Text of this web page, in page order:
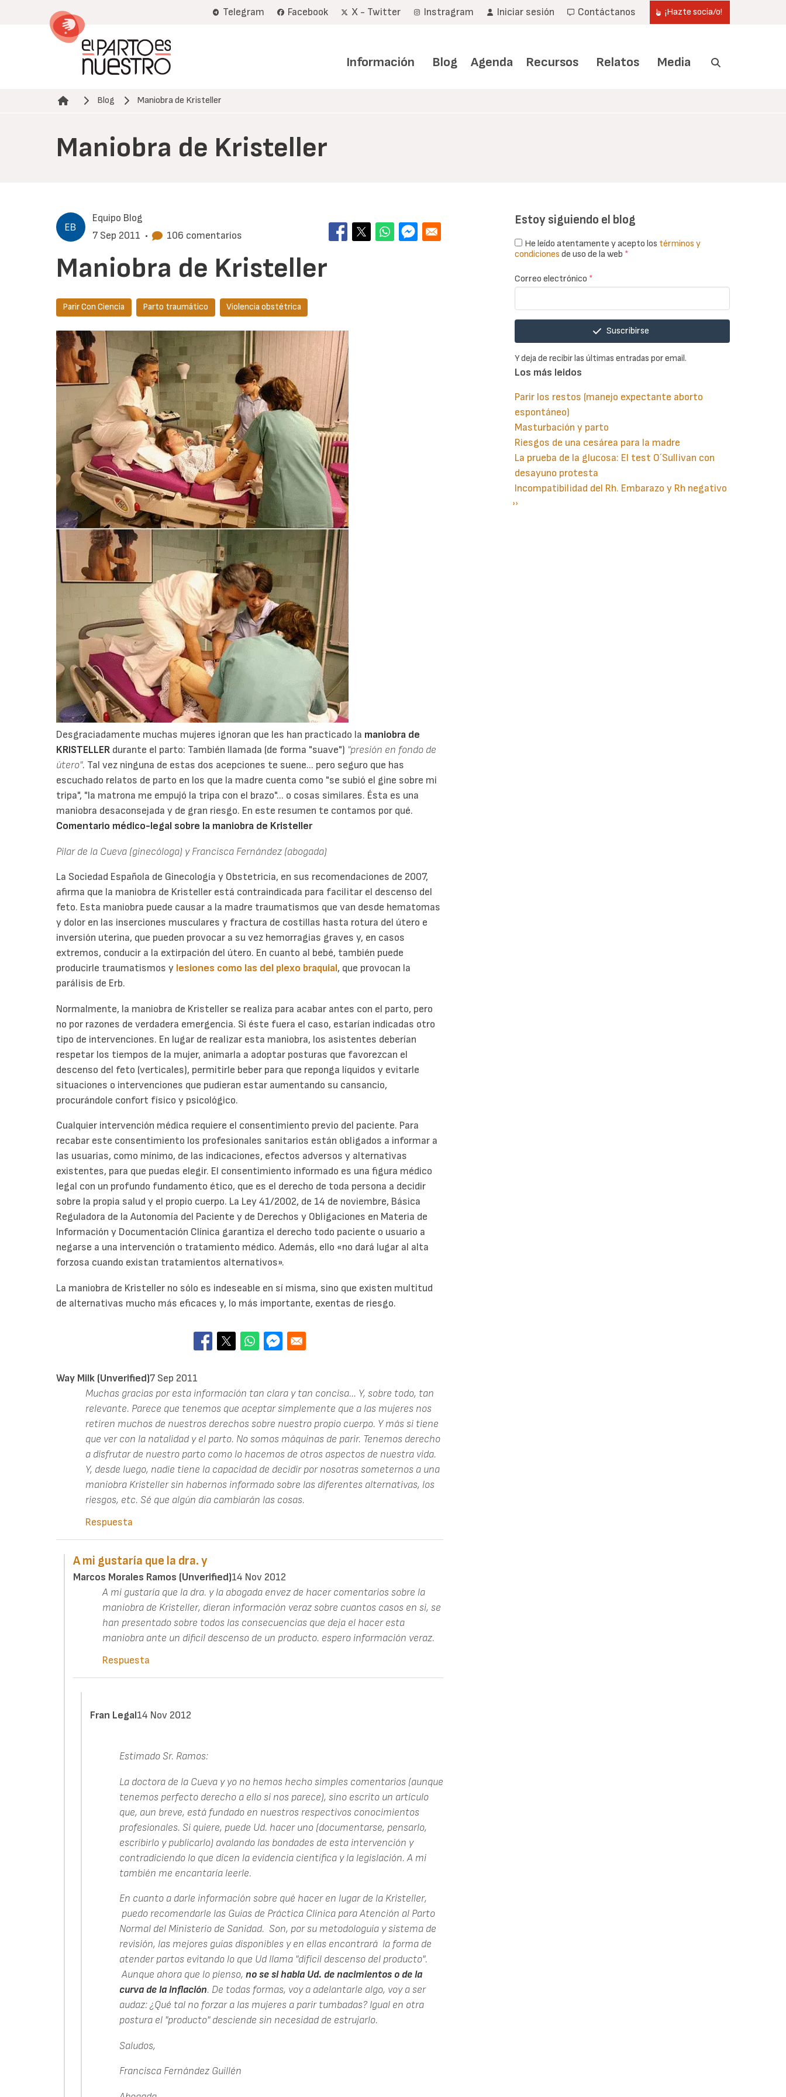
Telegram Facebook X - Twitter Instragram Iniciar sesión Contáctanos ¡Hazte socia/o!
Información Blog Agenda Recursos Relatos Media
Ruta de navegación
Blog Maniobra de Kristeller
Maniobra de Kristeller
Equipo Blog
7 Sep 2011 • 106 comentarios
Maniobra de Kristeller
Parir Con Ciencia Parto traumático Violencia obstétrica
Desgraciadamente muchas mujeres ignoran que les han practicado la maniobra de
KRISTELLER durante el parto: También llamada (de forma "suave") "presión en fondo de
útero". Tal vez ninguna de estas dos acepciones te suene... pero seguro que has
escuchado relatos de parto en los que la madre cuenta como "se subió el gine sobre mi
tripa", "la matrona me empujó la tripa con el brazo"... o cosas similares. Ésta es una
maniobra desaconsejada y de gran riesgo. En este resumen te contamos por qué.
Comentario médico-legal sobre la maniobra de Kristeller
Pilar de la Cueva (ginecóloga) y Francisca Fernández (abogada)
La Sociedad Española de Ginecología y Obstetricia, en sus recomendaciones de 2007,
afirma que la maniobra de Kristeller está contraindicada para facilitar el descenso del
feto. Esta maniobra puede causar a la madre traumatismos que van desde hematomas
y dolor en las inserciones musculares y fractura de costillas hasta rotura del útero e
inversión uterina, que pueden provocar a su vez hemorragias graves y, en casos
extremos, conducir a la extirpación del útero. En cuanto al bebé, también puede
producirle traumatismos y lesiones como las del plexo braquial, que provocan la
parálisis de Erb.
Normalmente, la maniobra de Kristeller se realiza para acabar antes con el parto, pero
no por razones de verdadera emergencia. Si éste fuera el caso, estarían indicadas otro
tipo de intervenciones. En lugar de realizar esta maniobra, los asistentes deberían
respetar los tiempos de la mujer, animarla a adoptar posturas que favorezcan el
descenso del feto (verticales), permitirle beber para que reponga líquidos y evitarle
situaciones o intervenciones que pudieran estar aumentando su cansancio,
procurándole confort físico y psicológico.
Cualquier intervención médica requiere el consentimiento previo del paciente. Para
recabar este consentimiento los profesionales sanitarios están obligados a informar a
las usuarias, como mínimo, de las indicaciones, efectos adversos y alternativas
existentes, para que puedas elegir. El consentimiento informado es una figura médico
legal con un profundo fundamento ético, que es el derecho de toda persona a decidir
sobre la propia salud y el propio cuerpo. La Ley 41/2002, de 14 de noviembre, Básica
Reguladora de la Autonomía del Paciente y de Derechos y Obligaciones en Materia de
Información y Documentación Clínica garantiza el derecho todo paciente o usuario a
negarse a una intervención o tratamiento médico. Además, ello «no dará lugar al alta
forzosa cuando existan tratamientos alternativos».
La maniobra de Kristeller no sólo es indeseable en sí misma, sino que existen multitud
de alternativas mucho más eficaces y, lo más importante, exentas de riesgo.
Way Milk (unverified)7 Sep 2011
Muchas gracias por esta información tan clara y tan concisa... Y, sobre todo, tan
relevante. Parece que tenemos que aceptar simplemente que a las mujeres nos
retiren muchos de nuestros derechos sobre nuestro propio cuerpo. Y más si tiene
que ver con la natalidad y el parto. No somos máquinas de parir. Tenemos derecho
a disfrutar de nuestro parto como lo hacemos de otros aspectos de nuestra vida.
Y, desde luego, nadie tiene la capacidad de decidir por nosotras someternos a una
maniobra Kristeller sin habernos informado sobre las diferentes alternativas, los
riesgos, etc. Sé que algún día cambiarán las cosas.
Respuesta
A mi gustaría que la dra. y
Marcos Morales Ramos (unverified)14 Nov 2012
A mi gustaría que la dra. y la abogada envez de hacer comentarios sobre la
maniobra de Kristeller, dieran información veraz sobre cuantos casos en si, se
han presentado sobre todos las consecuencias que deja el hacer esta
maniobra ante un dificil descenso de un producto. espero información veraz.
Respuesta
Fran Legal14 Nov 2012
Estimado Sr. Ramos:
La doctora de la Cueva y yo no hemos hecho simples comentarios (aunque
tenemos perfecto derecho a ello si nos parece), sino escrito un artículo
que, aun breve, está fundado en nuestros respectivos conocimientos
profesionales. Si quiere, puede Ud. hacer uno (documentarse, pensarlo,
escribirlo y publicarlo) avalando las bondades de esta intervención y
contradiciendo lo que dicen la evidencia científica y la legislación. A mi
también me encantaría leerle.
En cuanto a darle información sobre qué hacer en lugar de la Kristeller,
puedo recomendarle las Guías de Práctica Clínica para Atención al Parto
Normal del Ministerio de Sanidad. Son, por su metodologuía y sistema de
revisión, las mejores guías disponibles y en ellas encontrará la forma de
atender partos evitando lo que Ud llama "difícil descenso del producto".
Aunque ahora que lo pienso, no se si habla Ud. de nacimientos o de la
curva de la inflación. De todas formas, voy a adelantarle algo, voy a ser
audaz: ¿Qué tal no forzar a las mujeres a parir tumbadas? Igual en otra
postura el "producto" desciende sin necesidad de estrujarlo.
Saludos,
Francisca Fernández Guillén
Estoy siguiendo el blog
He leído atentamente y acepto los términos y
condiciones de uso de la web *
Correo electrónico *
Suscribirse
Y deja de recibir las últimas entradas por email.
Los más leidos
Parir los restos (manejo expectante aborto
espontáneo)
Masturbación y parto
Riesgos de una cesárea para la madre
La prueba de la glucosa: El test O´Sullivan con
desayuno protesta
Incompatibilidad del Rh. Embarazo y Rh negativo
Paginación
Siguiente
››